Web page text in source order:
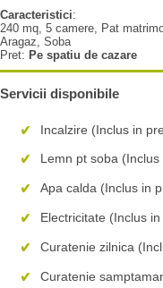
Caracteristici:
240 mq, 5 camere, Pat
Aragaz, Soba
Pret: Pe spatiu de cazare
Servicii disponibile
Incalzire (Inclus in
Lemn pt soba (Inclus
Apa calda (Inclus in
Electricitate (Inclus
Curatenie zilnica
Curatenie